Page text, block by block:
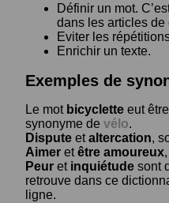
Définir un mot.
dans les articles de
Eviter les
Enrichir un texte.
Exemples de
Le mot bicyclette eut
synonyme de vélo.
Dispute etaltercation,
Aimer etêtre amoureux
Peur et inquiétude sont
retrouve dans ce
ligne.